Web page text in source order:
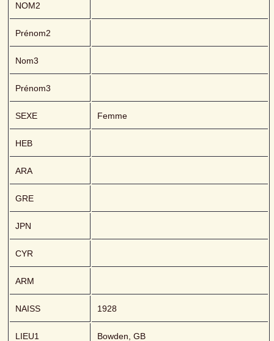
NOM2
Prénom2
Nom3
Prénom3
SEXE Femme
HEB
ARA
GRE
JPN
CYR
ARM
NAISS 1928
LIEU1 Bowden, GB